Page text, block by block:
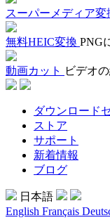
スーパーメディア変
無料HEIC変換 PNG
動画カット ビデオ
ダウンロード
ストア
サポート
新着情報
ブログ
日本語
English Français